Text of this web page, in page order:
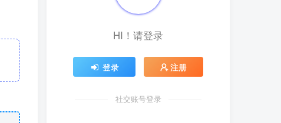
HI！请登录
登录 注册
社交账号登录